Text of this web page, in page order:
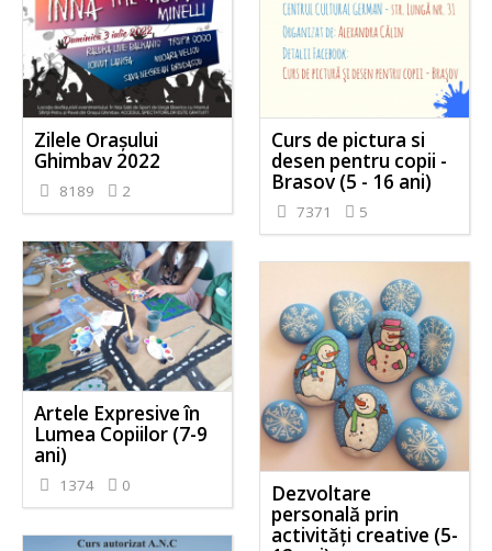
Zilele Orașului
Ghimbav 2022
8189 2
Curs de pictura si
desen pentru copii -
Brasov (5 - 16 ani)
7371 5
Artele Expresive în
Lumea Copiilor (7-9
ani)
1374 0
Dezvoltare
personală prin
activităţi creative (5-